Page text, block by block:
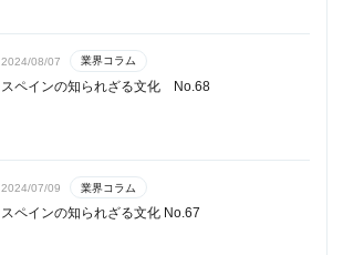
2024/08/07 業界コラム
スペインの知られざる文化 No.68
2024/07/09 業界コラム
スペインの知られざる文化 No.67